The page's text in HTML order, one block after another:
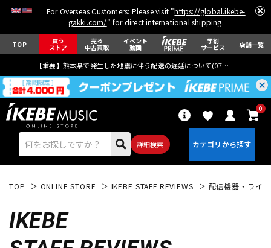
For Overseas Customers: Please visit "https://global.ikebe-
gakki.com/" for direct international shipping.
TOP 買う
ストア
売る
中古買取
イベント
動画
学割
サービス 店舗一覧
【重要】熊本県で発生した地震に伴う配送の遅延について(07月29日
詳細検索
0
エレキギター
TOP ONLINE STORE IKEBE STAFF REVIEWS 配信機器・ライ
IKEBE